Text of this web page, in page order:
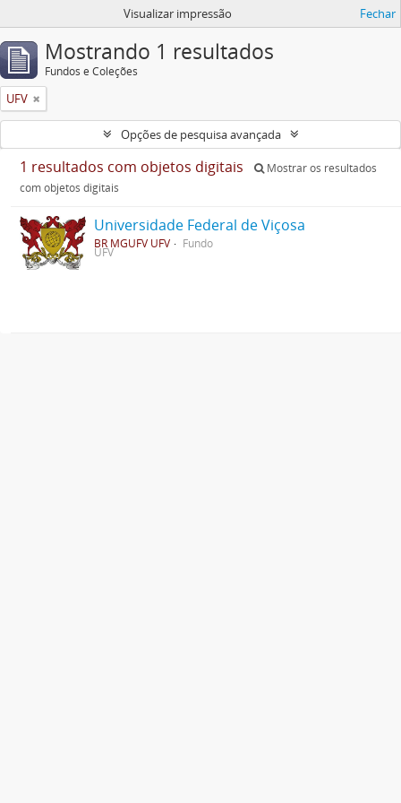
Visualizar impressão Fechar
Mostrando 1 resultados
Fundos e Coleções
UFV
Opções de pesquisa avançada
1 resultados com objetos digitais
Mostrar os resultados
com objetos digitais
Universidade Federal de Viçosa
BR MGUFV UFV Fundo
UFV